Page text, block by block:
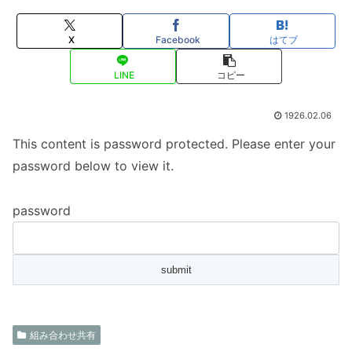
X Facebook はてブ
LINE コピー
1926.02.06
This content is password protected. Please enter your
password below to view it.
password
組み合わせ共有